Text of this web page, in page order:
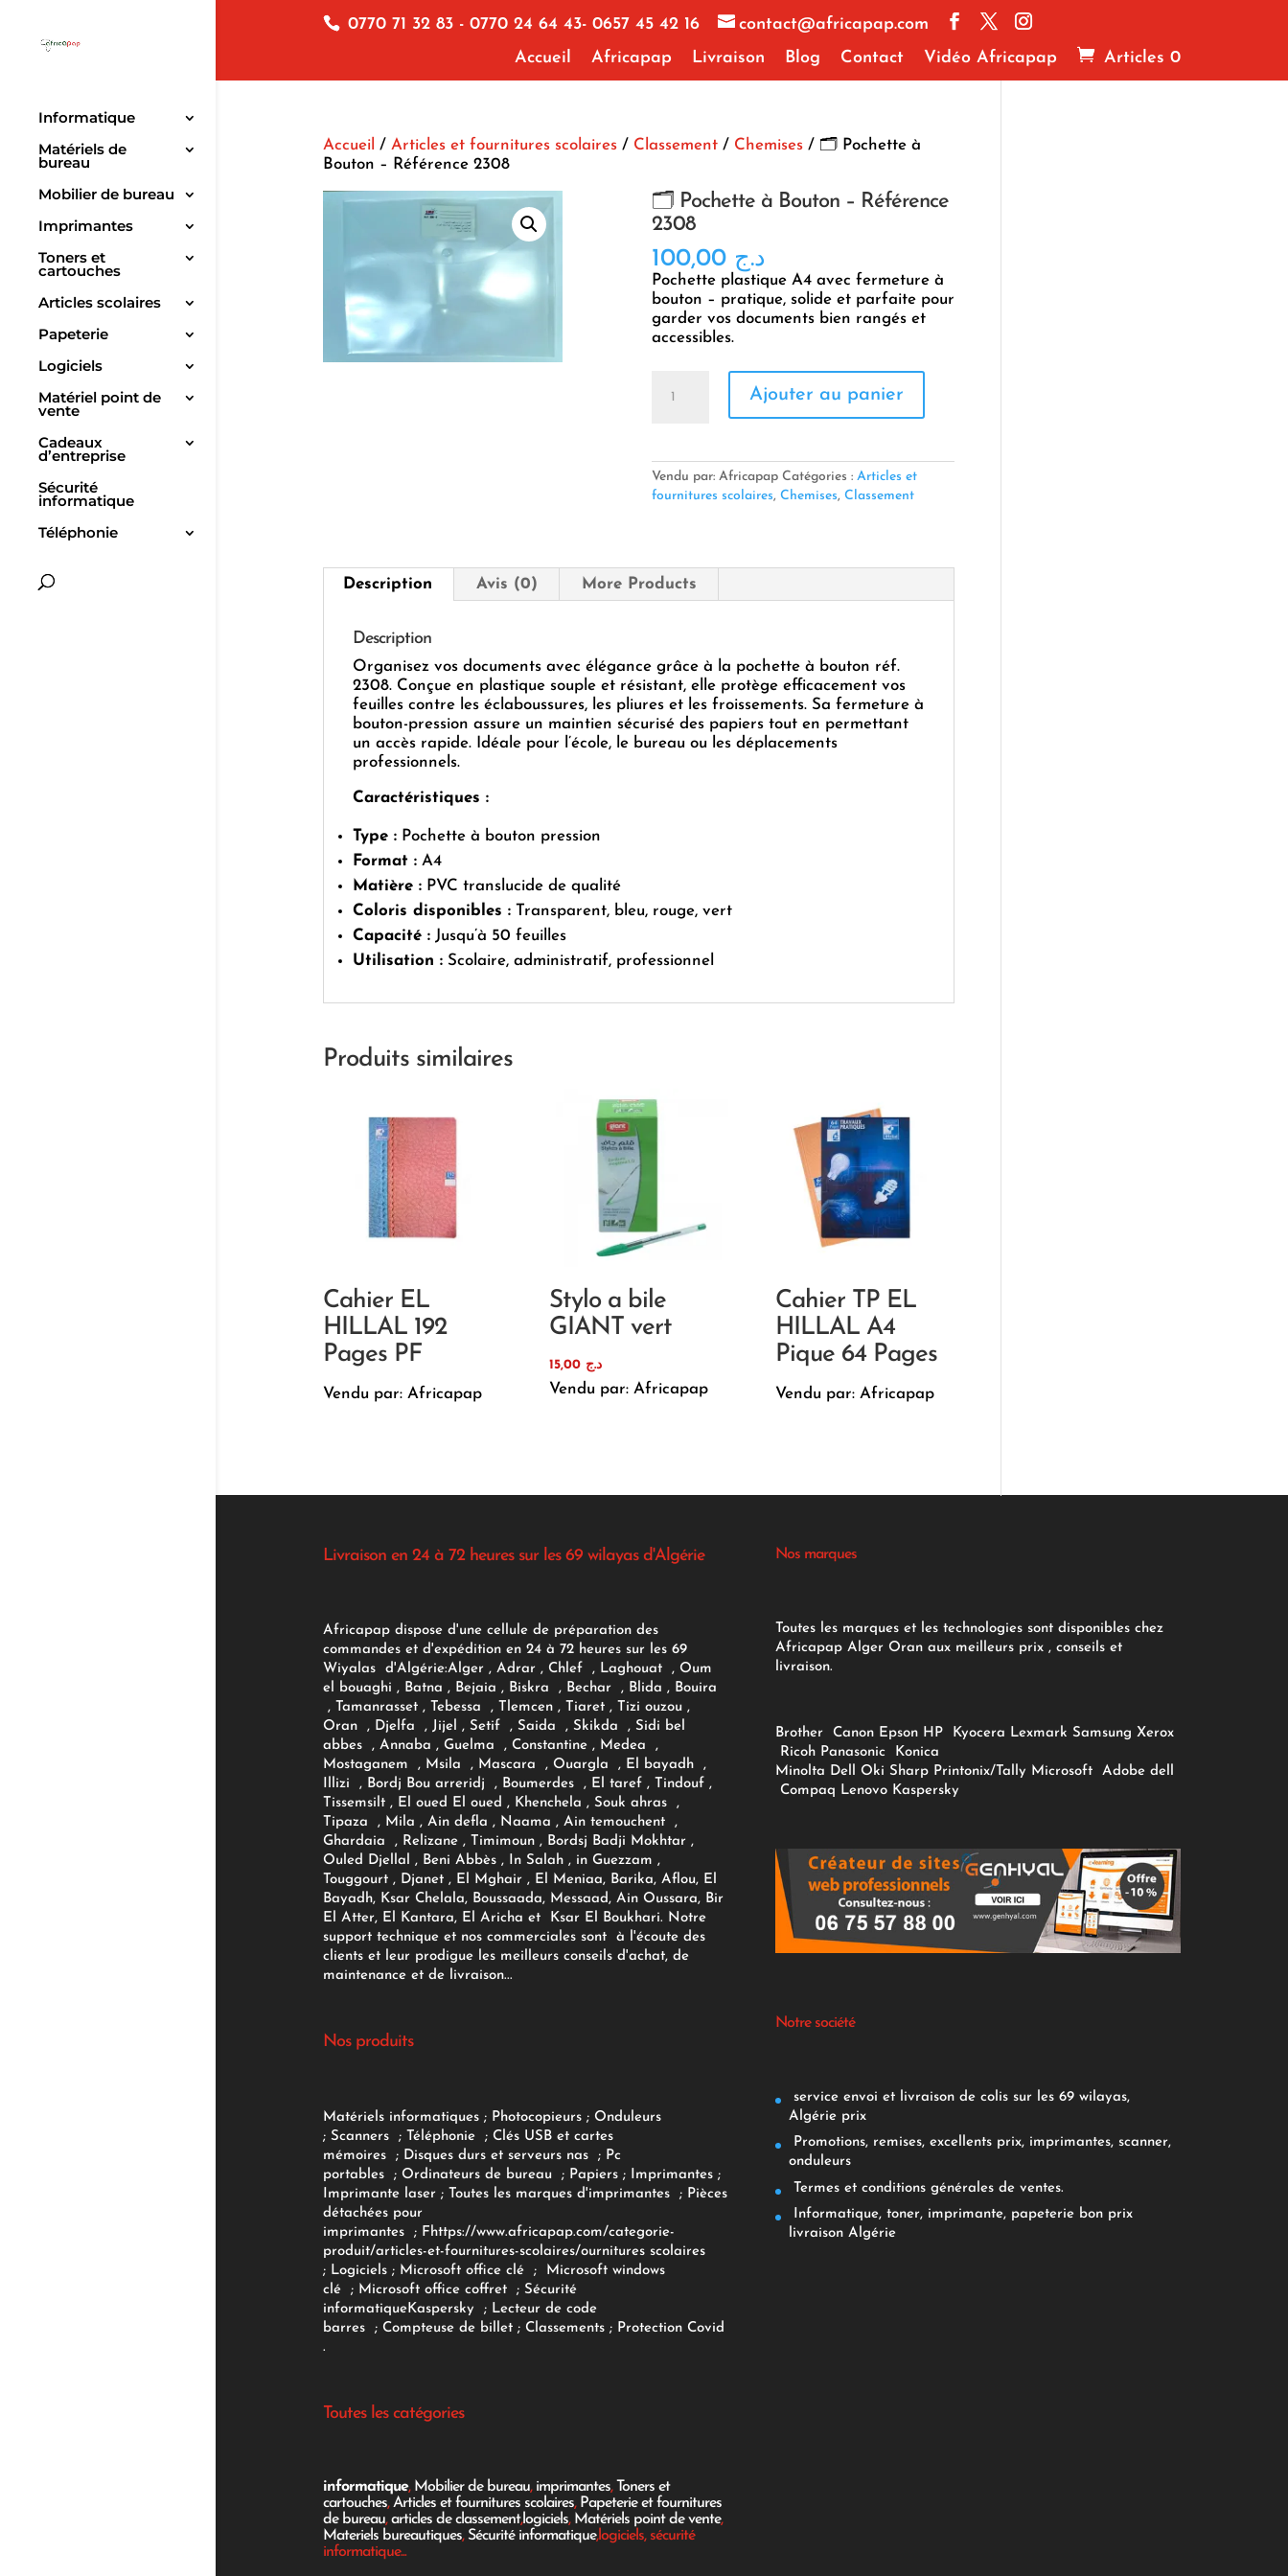
0770 71 32 83 - 0770 24 64 43- 0657 45 42 16
contact@africapap.com
Accueil
Africapap Livraison Blog Contact Vidéo Africapap Articles 0
Informatique
Matériels de
bureau
Mobilier de bureau
Imprimantes
Toners et
cartouches
Articles scolaires
Papeterie
Logiciels
Matériel point de
vente
Cadeaux
d’entreprise
Sécurité
informatique
Téléphonie
Accueil / Articles et fournitures scolaires/ Classement/ Chemises/ 🗂️ Pochette à
Bouton – Référence 2308
🗂️ Pochette à Bouton – Référence
2308
د.ج 100,00
Pochette plastique A4 avec fermeture à
bouton – pratique, solide et parfaite pour
garder vos documents bien rangés et
accessibles.
Bouton
–
Ajouter au panier
Vendu par: Africapap Catégories : Articles et
fournitures scolaires, Chemises, Classement
Description Avis (0) More Products
Description
Organisez vos documents avec élégance grâce à la pochette à bouton réf.
2308. Conçue en plastique souple et résistant, elle protège efficacement vos
feuilles contre les éclaboussures, les pliures et les froissements. Sa fermeture à
bouton-pression assure un maintien sécurisé des papiers tout en permettant
un accès rapide. Idéale pour l’école, le bureau ou les déplacements
professionnels.
Caractéristiques :
Type :Pochette à bouton pression
Format :A4
Matière :PVC translucide de qualité
Coloris disponibles :Transparent, bleu, rouge, vert
Capacité :Jusqu’à 50 feuilles
Utilisation :Scolaire, administratif, professionnel
Produits similaires
Cahier EL
HILLAL 192
Pages PF
Vendu par: Africapap
Stylo a bile
GIANT vert
د.ج 15,00
Vendu par: Africapap
Cahier TP EL
HILLAL A4
Pique 64 Pages
Vendu par: Africapap
Livraison en 24 à 72 heures sur les 69 wilayas d'Algérie
Africapap dispose d'une cellule de préparation des
commandes et d'expédition en 24 à 72 heures sur les 69
Wiyalas d'Algérie:Alger , Adrar, Chlef , Laghouat , Oum
el bouaghi , Batna , Bejaia , Biskra , Bechar , Blida , Bouira
, Tamanrasset , Tebessa , Tlemcen , Tiaret , Tizi ouzou ,
Oran , Djelfa , Jijel , Setif , Saida , Skikda , Sidi bel
abbes , Annaba , Guelma , Constantine , Medea ,
Mostaganem , Msila , Mascara , Ouargla , El bayadh ,
Illizi , Bordj Bou arreridj , Boumerdes , El taref , Tindouf ,
Tissemsilt , El oued El oued , Khenchela , Souk ahras ,
Tipaza , Mila , Ain defla , Naama , Ain temouchent ,
Ghardaia , Relizane , Timimoun , Bordsj Badji Mokhtar ,
Ouled Djellal , Beni Abbès , In Salah , in Guezzam ,
Touggourt , Djanet , El Mghair , El Meniaa, Barika, Aflou, El
Bayadh, Ksar Chelala, Boussaada, Messaad, Ain Oussara, Bir
El Atter, El Kantara, El Aricha et Ksar El Boukhari. Notre
support technique et nos commerciales sont à l'écoute des
clients et leur prodigue les meilleurs conseils d'achat, de
maintenance et de livraison...
Nos produits
Matériels informatiques; Photocopieurs; Onduleurs
; Scanners ; Téléphonie ; Clés USB et cartes
mémoires
; Disques durs et serveurs nas ; Pc
portables
; Ordinateurs de bureau ; Papiers; Imprimantes;
Imprimante laser; Toutes les marques d'imprimantes ; Pièces
détachées pour
imprimantes
; F https://www.africapap.com/categorie-
produit/articles-et-fournitures-scolaires/ournitures scolaires
; Logiciels ; Microsoft office clé ;
Microsoft windows
clé; Microsoft office coffret ; Sécurité
informatiqueKaspersky ; Lecteur de code
barres
; Compteuse de billet; Classements ; Protection Covid
.
Toutes les catégories
informatique, Mobilier de bureau, imprimantes, Toners et
cartouches,Articles et fournitures scolaires, Papeterie et fournitures
de bureau,articles de classement,logiciels, Matériels point de vente,
Materiels bureautiques, Sécurité informatique,logiciels, sécurité
informatique...
Nos marques
Toutes les marques et les technologies sont disponibles chez
Africapap Alger Oran aux meilleurs prix , conseils et
livraison.
Brother Canon Epson HP Kyocera Lexmark Samsung Xerox
Ricoh Panasonic
Konica
Minolta Dell Oki Sharp Printonix/Tally Microsoft Adobe dell
Compaq Lenovo Kaspersky
Notre société
service envoi et livraison de colis sur les 69 wilayas,
Algérie prix
Promotions, remises, excellents prix, imprimantes, scanner,
onduleurs
Termes et conditions générales de ventes.
Informatique, toner, imprimante, papeterie bon prix
livraison Algérie